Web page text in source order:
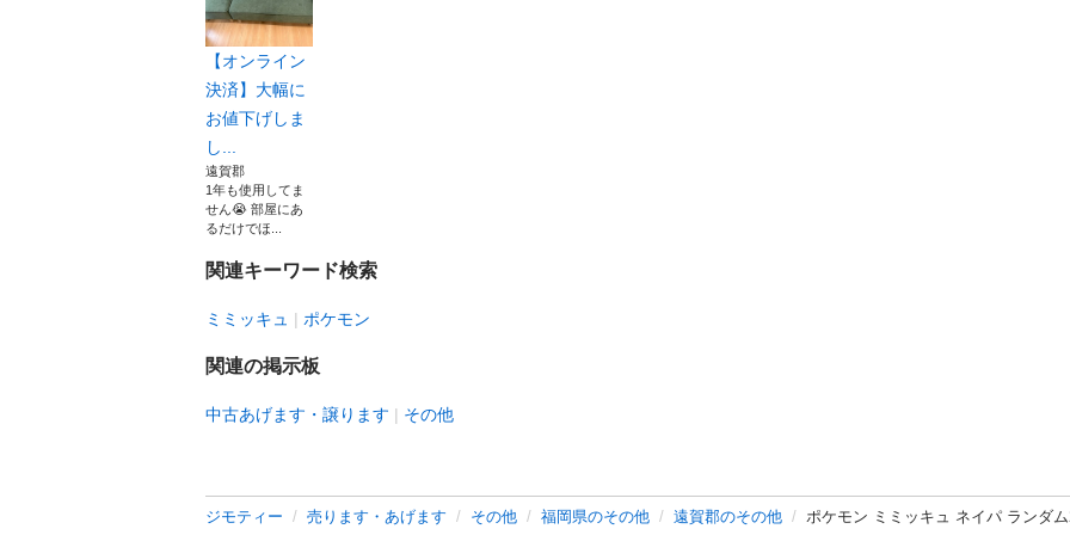
【オンライン
決済】大幅に
お値下げしま
し...
遠賀郡
1年も使用してま
せん😭 部屋にあ
るだけでほ...
関連キーワード検索
ミミッキュ ポケモン
関連の掲示板
中古あげます・譲ります その他
ジモティー 売ります・あげます その他 福岡県のその他 遠賀郡のその他 ポケモン ミミッキュ ネイパ ランダ